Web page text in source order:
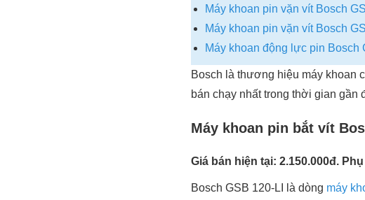
Máy khoan pin vặn vít Bosch
Máy khoan pin vặn vít Bosch
Máy khoan động lực pin Bosch
Bosch là thương hiệu máy khoan
bán chạy nhất trong thời gian gần
Máy khoan pin bắt vít
Giá bán hiện tại: 2.150.000đ.
Bosch GSB 120-LI là dòng máy